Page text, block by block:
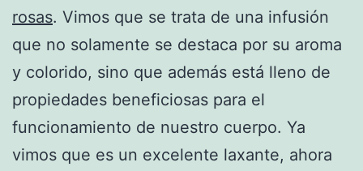
rosas. Vimos que se trata de una infusión
que no solamente se destaca por su aroma
y colorido, sino que además está lleno de
propiedades beneficiosas para el
funcionamiento de nuestro cuerpo. Ya
vimos que es un excelente laxante, ahora